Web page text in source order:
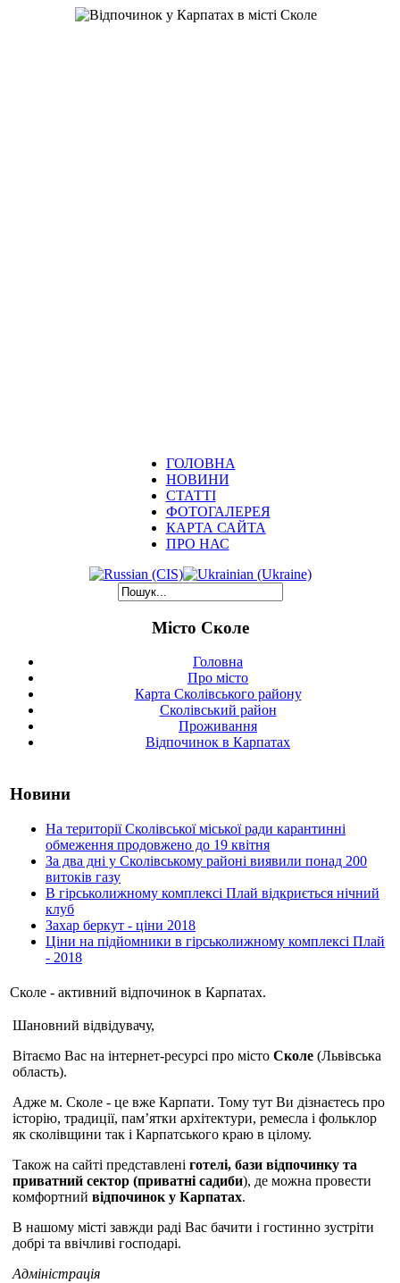
ГОЛОВНА
НОВИНИ
СТАТТІ
ФОТОГАЛЕРЕЯ
КАРТА САЙТА
ПРО НАС
Місто Сколе
Головна
Про місто
Карта Сколівського району
Сколівський район
Проживання
Відпочинок в Карпатах
Новини
На території Сколівської міської ради карантинні
обмеження продовжено до 19 квітня
За два дні у Сколівському районі виявили понад 200
витоків газу
В гірськолижному комплексі Плай відкриється нічний
клуб
Захар беркут - ціни 2018
Ціни на підйомники в гірськолижному комплексі Плай
- 2018
Сколе - активний відпочинок в Карпатах.
Шановний відвідувачу,
Вітаємо Вас на інтернет-ресурсі про місто Сколе (Львівська
область).
Адже м. Сколе - це вже Карпати. Тому тут Ви дізнаєтесь про
історію, традиції, пам’ятки архітектури, ремесла і фольклор
як сколівщини так і Карпатського краю в цілому.
Також на сайті представлені готелі, бази відпочинку та
приватний сектор (приватні садиби), де можна провести
комфортний відпочинок у Карпатах.
В нашому місті завжди раді Вас бачити і гостинно зустріти
добрі та ввічливі господарі.
Адміністрація